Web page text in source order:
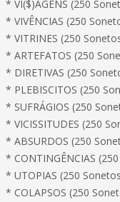
* VI($)AGENS (250
* VIVÊNCIAS (250
* VITRINES (250
* ARTEFATOS (250
* DIRETIVAS (250
* PLEBISCITOS (250
* SUFRÁGIOS (250
* VICISSITUDES (250
* ABSURDOS (250
* CONTINGÊNCIAS
* UTOPIAS (250
* COLAPSOS (250